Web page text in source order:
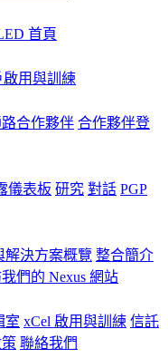
首頁
啟用與訓練
合作夥伴 合作夥伴登
儀表板 研究 對話 PGP
解決方案概覽 整合簡介
們的 Nexus 網站
室 xCel 啟用與訓練 信託
聯絡我們